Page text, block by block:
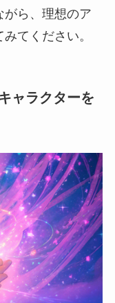
がら、理想のア
てください。
ャラクターを